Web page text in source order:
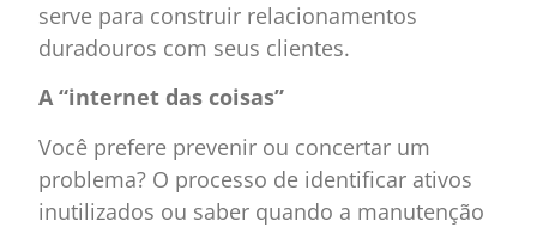
serve para construir relacionamentos
duradouros com seus clientes.
A “internet das coisas”
Você prefere prevenir ou concertar um
problema? O processo de identificar ativos
inutilizados ou saber quando a manutenção